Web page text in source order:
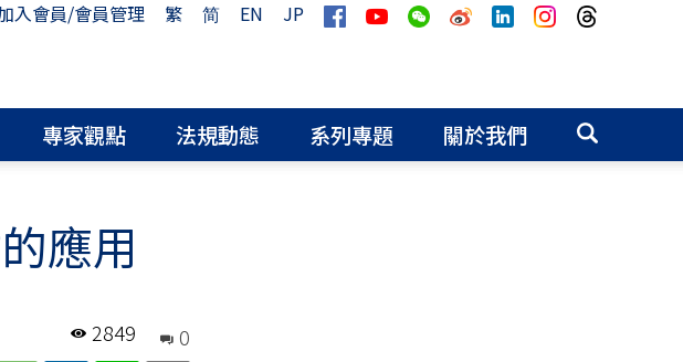
入會員/會員管理 繁 简 EN
JP
專家觀點 法規動態 系列專題 關於我們
應用
0
2849